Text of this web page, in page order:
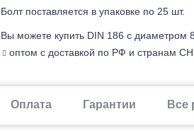
Болт поставляется в упаковке по 25 шт.
Вы можете купить DIN 186 с диаметром
оптом с доставкой по РФ и странам
Оплата Гарантии Все